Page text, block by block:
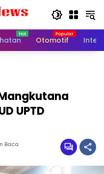
Otomotif
UPTD
Baca